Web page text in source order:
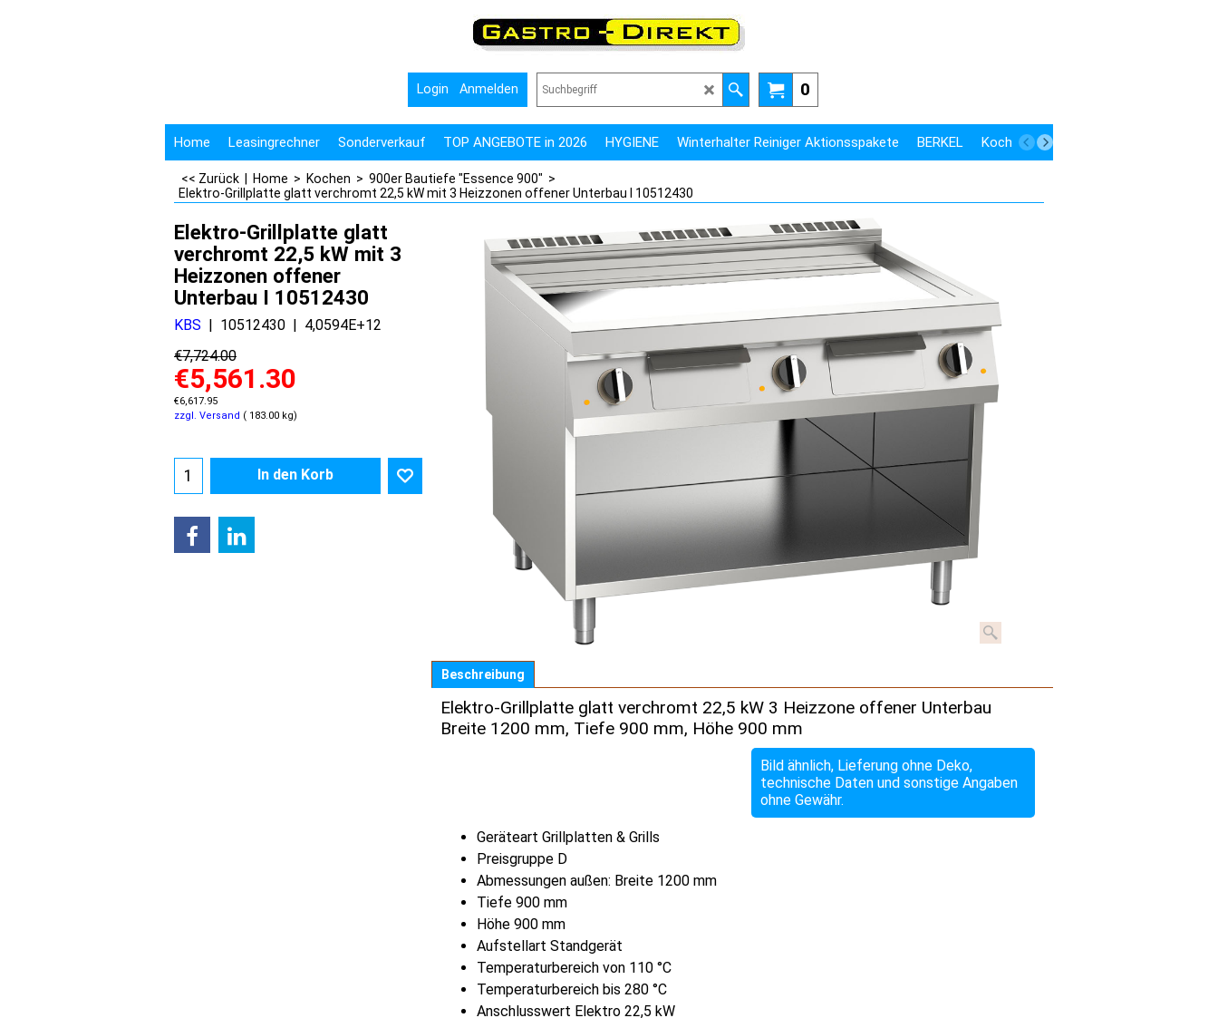
0
Login Anmelden
Home Leasingrechner Sonderverkauf TOP ANGEBOTE in 2026 HYGIENE Winterhalter Reiniger Aktionsspakete BERKEL Kochen Kühlen
<< Zurück Home > Kochen > 900er Bautiefe "Essence 900" >
Elektro-Grillplatte glatt verchromt 22,5 kW mit 3 Heizzonen offener Unterbau I 10512430
Elektro-Grillplatte glatt
verchromt 22,5 kW mit 3
Heizzonen offener
Unterbau I 10512430
KBS 10512430
4,0594E+12
€7,724.00
€5,561.30
€6,617.95
zzgl. Versand
183.00 kg
In den Korb
Beschreibung
Elektro-Grillplatte glatt verchromt 22,5 kW 3 Heizzone offener Unterbau
Breite 1200 mm, Tiefe 900 mm, Höhe 900 mm
Bild ähnlich, Lieferung ohne Deko,
technische Daten und sonstige Angaben
ohne Gewähr.
Geräteart Grillplatten & Grills
Preisgruppe D
Abmessungen außen: Breite 1200 mm
Tiefe 900 mm
Höhe 900 mm
Aufstellart Standgerät
Temperaturbereich von 110 °C
Temperaturbereich bis 280 °C
Anschlusswert Elektro 22,5 kW